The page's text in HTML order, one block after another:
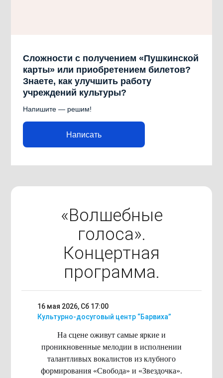
Сложности с получением «Пушкинской
карты» или приобретением билетов?
Знаете, как улучшить работу
учреждений культуры?
Напишите — решим!
Написать
«Волшебные
голоса».
Концертная
программа.
16 мая 2026, Сб 17:00
Культурно-досуговый центр “Барвиха”
На сцене оживут самые яркие и
проникновенные мелодии в исполнении
талантливых вокалистов из клубного
формирования «Свобода» и «Звездочка».